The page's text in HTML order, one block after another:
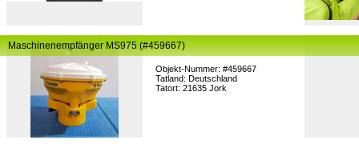
Objekt-Nummer: #459667
Tatland: Deutschland
Tatort: 21635 Jork
Maschinenempfänger MS975 (#459667)